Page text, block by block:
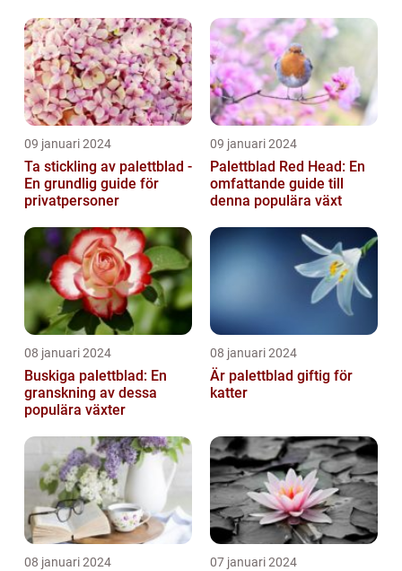
09 januari 2024
Ta stickling av palettblad -
En grundlig guide för
privatpersoner
09 januari 2024
Palettblad Red Head: En
omfattande guide till
denna populära växt
08 januari 2024
Buskiga palettblad: En
granskning av dessa
populära växter
08 januari 2024
Är palettblad giftig för
katter
08 januari 2024 07 januari 2024